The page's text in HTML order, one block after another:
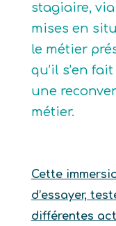
stagiaire,
mises en
le métier
qu’il s’en
une
métier.
Cette
d’essayer,
différentes